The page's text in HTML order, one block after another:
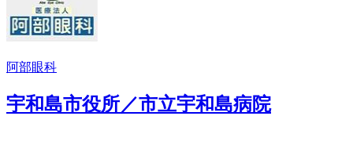
阿部眼科
宇和島市役所／市立宇和島病院